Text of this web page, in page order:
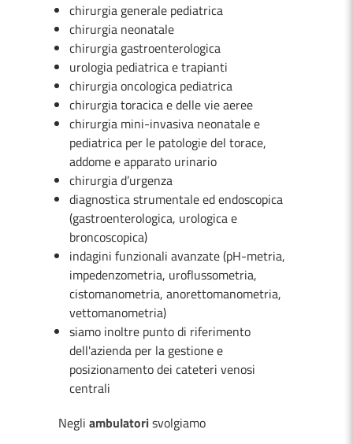
chirurgia generale pediatrica
chirurgia neonatale
chirurgia gastroenterologica
urologia pediatrica e trapianti
chirurgia oncologica pediatrica
chirurgia toracica e delle vie aeree
chirurgia mini-invasiva neonatale e
pediatrica per le patologie del torace,
addome e apparato urinario
chirurgia d’urgenza
diagnostica strumentale ed endoscopica
(gastroenterologica, urologica e
broncoscopica)
indagini funzionali avanzate (pH-metria,
impedenzometria, uroflussometria,
cistomanometria, anorettomanometria,
vettomanometria)
siamo inoltre punto di riferimento
dell'azienda per la gestione e
posizionamento dei cateteri venosi
centrali
Negli ambulatorisvolgiamo